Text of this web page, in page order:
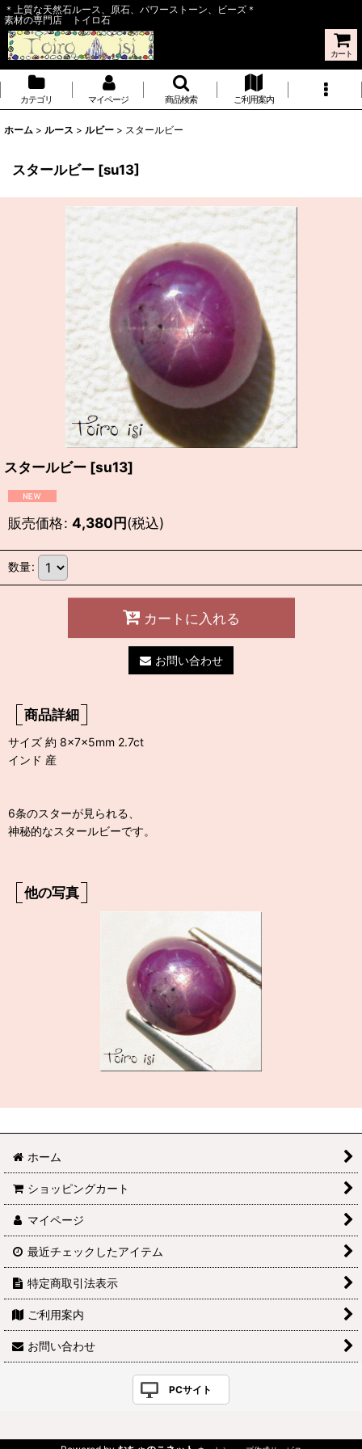
＊上質な天然石ルース、原石、パワーストーン、ビーズ＊
素材の専門店 トイロ石
カート
カテゴリ マイページ 商品検索 ご利用案内
ホーム > ルース > ルビー > スタールビー
スタールビー [su13]
スタールビー [su13]
販売価格: 4,380円(税込)
数量:
カートに入れる
お問い合わせ
商品詳細
サイズ 約 8×7×5mm 2.7ct
インド 産
6条のスターが見られる、
神秘的なスタールビーです。
他の写真
ホーム
ショッピングカート
マイページ
最近チェックしたアイテム
特定商取引法表示
ご利用案内
お問い合わせ
PCサイト